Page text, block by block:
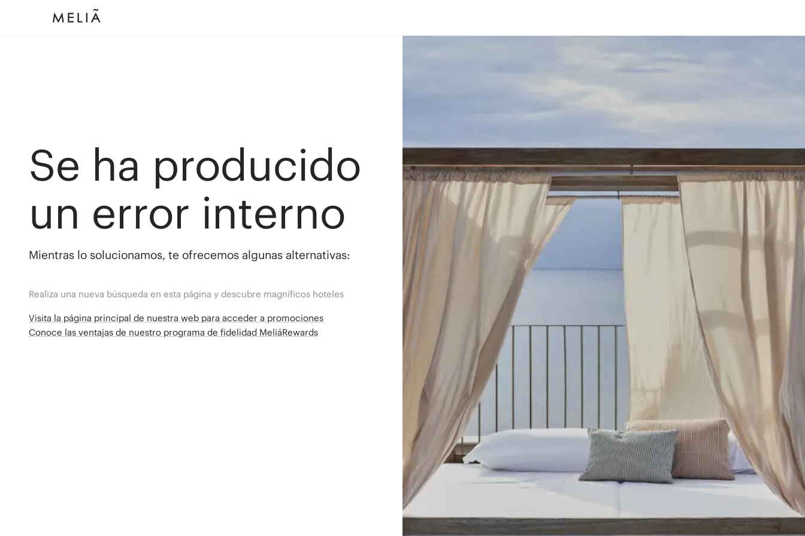
Se ha producido
un error interno
Mientras lo solucionamos, te ofrecemos algunas alternativas:
Realiza una nueva búsqueda en esta página y descubre magníficos hoteles
Visita la página principal de nuestra web para acceder a promociones
Conoce las ventajas de nuestro programa de fidelidad MeliáRewards